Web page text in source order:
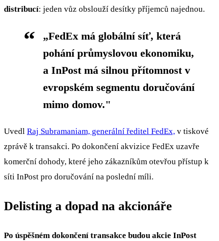
distribucí: jeden vůz obslouží desítky příjemců najednou.
„FedEx má globální síť, která
pohání průmyslovou ekonomiku,
a InPost má silnou přítomnost v
evropském segmentu doručování
mimo domov."
Uvedl Raj Subramaniam, generální ředitel FedEx, v tiskové
zprávě k transakci. Po dokončení akvizice FedEx uzavře
komerční dohody, které jeho zákazníkům otevřou přístup k
síti InPost pro doručování na poslední míli.
Delisting a dopad na akcionáře
Po úspěšném dokončení transakce budou akcie InPost